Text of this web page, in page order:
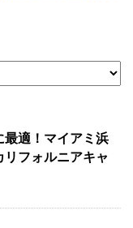
最適！マイアミ浜
フォルニアキャ